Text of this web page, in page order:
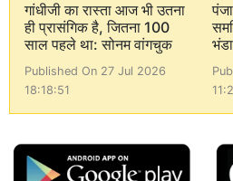
गांधीजी का रास्ता आज भी उतना
ही प्रासंगिक है, जितना 100
साल पहले था: सोनम वांगचुक
Published On 27 Jul 2026
18:18:51